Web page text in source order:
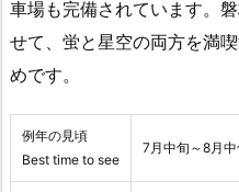
車場も完備されています。
せて、蛍と星空の両方を満
めです。
例年の見頃
Best time to see
7月中旬～8月中